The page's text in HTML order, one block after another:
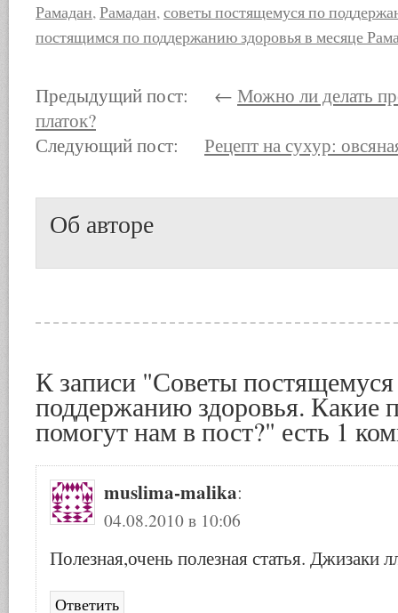
Рамадан,Рамадан,советы постящемуся по
постящимся по поддержанию здоровья в месяце
Предыдущий пост: ← Можно ли делать
платок?
Следующий пост: Рецепт на сухур:
Об авторе
К записи "Советы
поддержанию здоровья. Какие
помогут нам в пост?" есть 1
muslima-malika:
04.08.2010 в 10:06
Полезная,очень полезная статья. Джизаки
Ответить